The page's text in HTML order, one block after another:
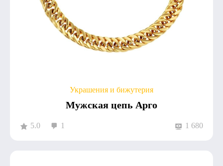
Украшения и бижутерия
Мужская цепь Арго
5.0 1 1 680